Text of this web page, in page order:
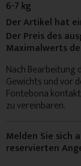
6-7 kg
Der Artikel hat
Der Preis des
Maximalwerts
Nach Bearbeitung
Gewichts und vor
Fontebona
zu vereinbaren.
Melden Sie sich
reservierten